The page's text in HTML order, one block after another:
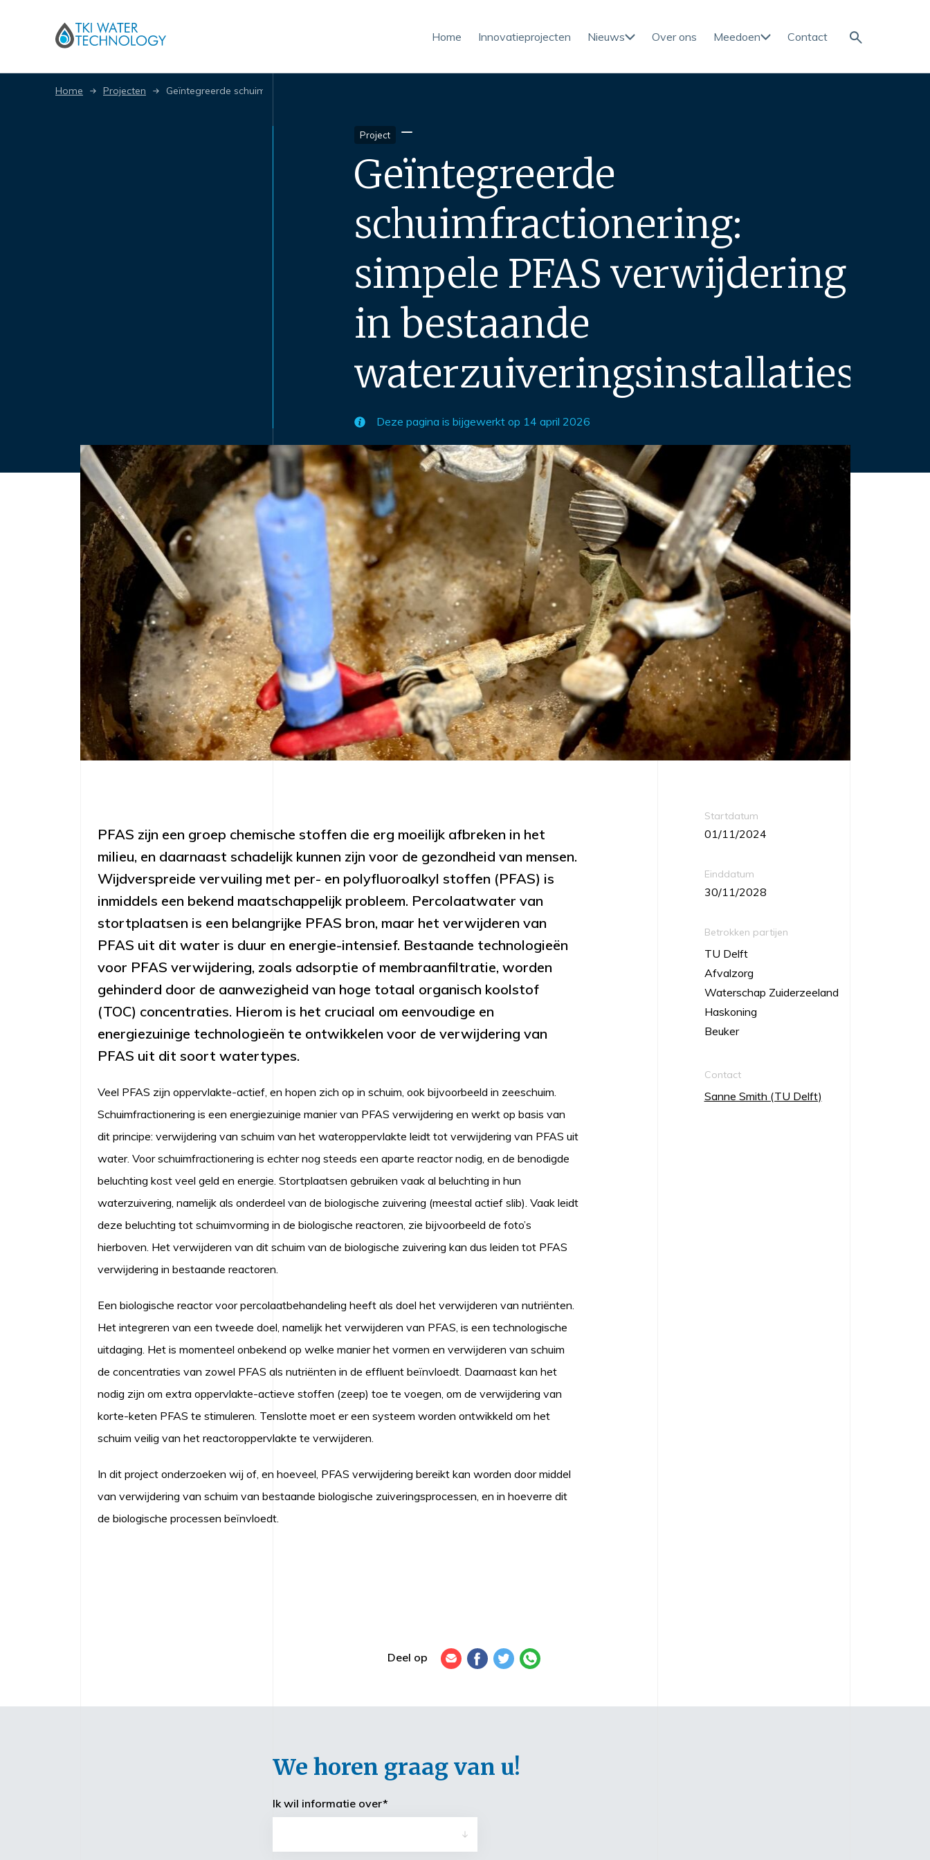
Home Innovatieprojecten Nieuws Over ons Meedoen Contact
Home Projecten Geïntegreerde schuimfractionering: simpele PFAS verwijdering in bestaande waterzuiveringsinstallaties
Project
Geïntegreerde
schuimfractionering:
simpele PFAS verwijdering
in bestaande
waterzuiveringsinstallaties
Deze pagina is bijgewerkt op 14 april 2026
PFAS zijn een groep chemische stoffen die erg moeilijk afbreken in het
milieu, en daarnaast schadelijk kunnen zijn voor de gezondheid van mensen.
Wijdverspreide vervuiling met per- en polyfluoroalkyl stoffen (PFAS) is
inmiddels een bekend maatschappelijk probleem. Percolaatwater van
stortplaatsen is een belangrijke PFAS bron, maar het verwijderen van
PFAS uit dit water is duur en energie-intensief. Bestaande technologieën
voor PFAS verwijdering, zoals adsorptie of membraanfiltratie, worden
gehinderd door de aanwezigheid van hoge totaal organisch koolstof
(TOC) concentraties. Hierom is het cruciaal om eenvoudige en
energiezuinige technologieën te ontwikkelen voor de verwijdering van
PFAS uit dit soort watertypes.
Veel PFAS zijn oppervlakte-actief, en hopen zich op in schuim, ook bijvoorbeeld in zeeschuim.
Schuimfractionering is een energiezuinige manier van PFAS verwijdering en werkt op basis van
dit principe: verwijdering van schuim van het wateroppervlakte leidt tot verwijdering van PFAS uit
water. Voor schuimfractionering is echter nog steeds een aparte reactor nodig, en de benodigde
beluchting kost veel geld en energie. Stortplaatsen gebruiken vaak al beluchting in hun
waterzuivering, namelijk als onderdeel van de biologische zuivering (meestal actief slib). Vaak leidt
deze beluchting tot schuimvorming in de biologische reactoren, zie bijvoorbeeld de foto’s
hierboven. Het verwijderen van dit schuim van de biologische zuivering kan dus leiden tot PFAS
verwijdering in bestaande reactoren.
Een biologische reactor voor percolaatbehandeling heeft als doel het verwijderen van nutriënten.
Het integreren van een tweede doel, namelijk het verwijderen van PFAS, is een technologische
uitdaging. Het is momenteel onbekend op welke manier het vormen en verwijderen van schuim
de concentraties van zowel PFAS als nutriënten in de effluent beïnvloedt. Daarnaast kan het
nodig zijn om extra oppervlakte-actieve stoffen (zeep) toe te voegen, om de verwijdering van
korte-keten PFAS te stimuleren. Tenslotte moet er een systeem worden ontwikkeld om het
schuim veilig van het reactoroppervlakte te verwijderen.
In dit project onderzoeken wij of, en hoeveel, PFAS verwijdering bereikt kan worden door middel
van verwijdering van schuim van bestaande biologische zuiveringsprocessen, en in hoeverre dit
de biologische processen beïnvloedt.
Startdatum
01/11/2024
Einddatum
30/11/2028
Betrokken partijen
TU Delft
Afvalzorg
Waterschap Zuiderzeeland
Haskoning
Beuker
Contact
Sanne Smith (TU Delft)
Deel op
We horen graag van u!
Ik wil informatie over*